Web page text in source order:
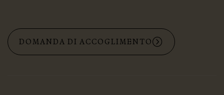
DOMANDA DI ACCOGLIMENTO